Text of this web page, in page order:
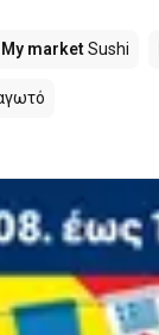
My marketSushi